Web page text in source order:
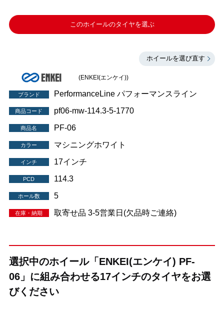
このホイールのタイヤを選ぶ
ホイールを選び直す
(ENKEI(エンケイ))
ブランド PerformanceLine パフォーマンスライン
商品コード pf06-mw-114.3-5-1770
商品名 PF-06
カラー マシニングホワイト
インチ 17インチ
PCD 114.3
ホール数 5
在庫・納期 取寄せ品 3-5営業日(欠品時ご連絡)
選択中のホイール「ENKEI(エンケイ) PF-
06」に組み合わせる17インチのタイヤをお選
びください